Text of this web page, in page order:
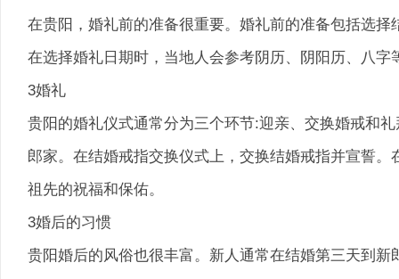
在贵阳，婚礼前的准备很重要。婚礼前的准备包括选
在选择婚礼日期时，当地人会参考阴历、阴阳历、八
3婚礼
贵阳的婚礼仪式通常分为三个环节:迎亲、交换婚戒和
郎家。在结婚戒指交换仪式上，交换结婚戒指并宣誓
祖先的祝福和保佑。
3婚后的习惯
贵阳婚后的风俗也很丰富。新人通常在结婚第三天到